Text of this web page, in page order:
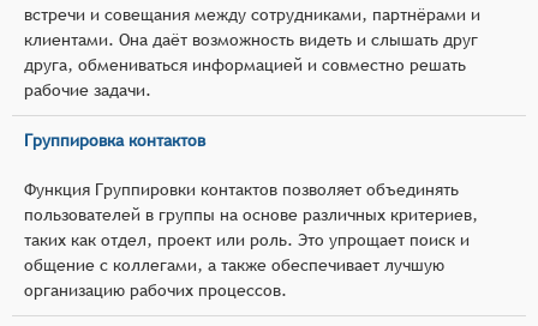
встречи и совещания между сотрудниками, партнёрами и
клиентами. Она даёт возможность видеть и слышать друг
друга, обмениваться информацией и совместно решать
рабочие задачи.
Группировка контактов
Функция Группировки контактов позволяет объединять
пользователей в группы на основе различных критериев,
таких как отдел, проект или роль. Это упрощает поиск и
общение с коллегами, а также обеспечивает лучшую
организацию рабочих процессов.